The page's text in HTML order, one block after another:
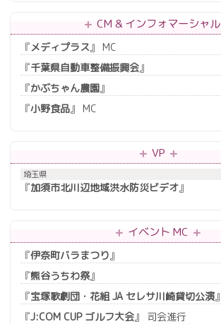
CM & インフォマーシャル
『メディプラス』 MC
『千葉県自動車整備振興会』
『かぶちゃん農園』
『小野食品』 MC
VP
埼玉県
『加須市北川辺地域洪水防災ビデオ』
イベント MC
『伊奈町バラまつり』
『熊谷うちわ祭』
『宝塚歌劇団・花組 JA セレサ川崎貸切公演』
『J:COM CUP ゴルフ大会』 司会進行